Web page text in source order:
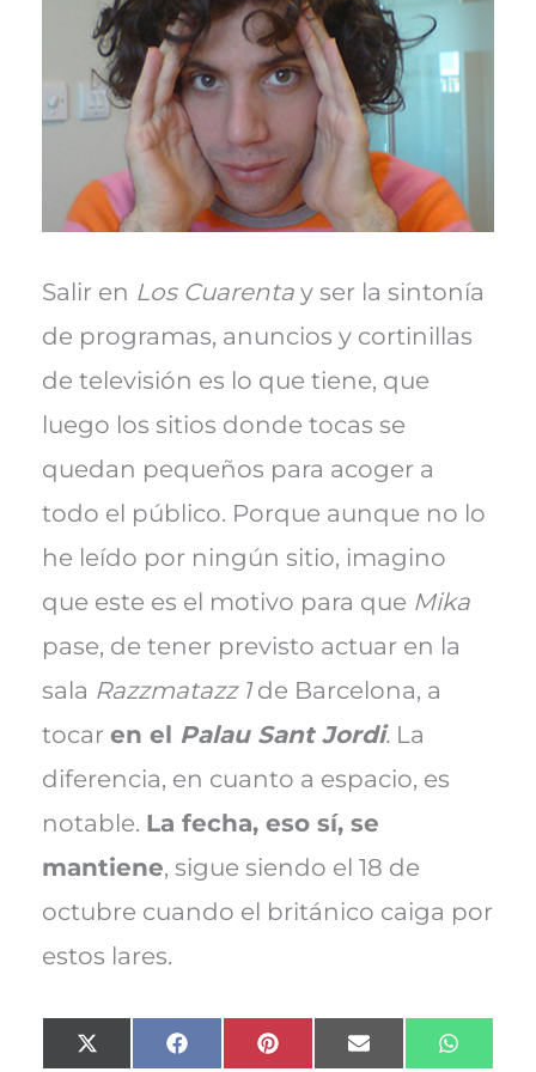
e
r
)
k
s
Salir en Los Cuarentay ser la sintonía
de programas, anuncios y cortinillas
de televisión es lo que tiene, que
luego los sitios donde tocas se
quedan pequeños para acoger a
todo el público. Porque aunque no lo
he leído por ningún sitio, imagino
que este es el motivo para que Mika
pase, de tener previsto actuar en la
sala Razzmatazz 1de Barcelona, a
tocar en el Palau Sant Jordi.La
diferencia, en cuanto a espacio, es
notable. La fecha, eso sí, se
mantiene, sigue siendo el 18 de
octubre cuando el británico caiga por
estos lares.
Compartir
X
Compartir
F
Compartir
P
Compartir
E
W